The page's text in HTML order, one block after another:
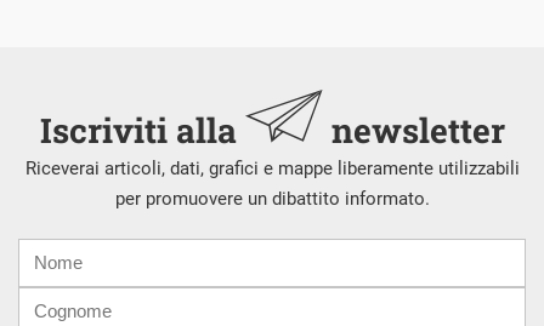
Iscriviti alla newsletter
Riceverai articoli, dati, grafici e mappe liberamente utilizzabili
per promuovere un dibattito informato.
mail